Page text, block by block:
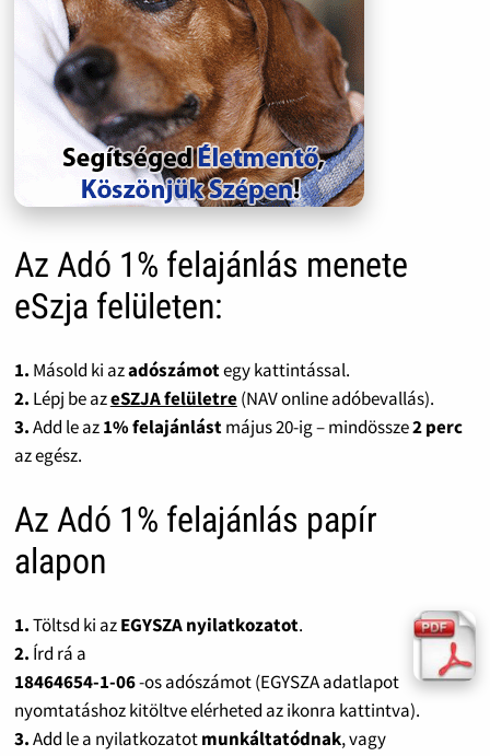
Az Adó 1% felajánlás menete
eSzja felületen:
1. Másold ki azadószámotegy kattintással.
2. Lépj be azeSZJA felületre(NAV online adóbevallás).
3.Add le az1% felajánlástmájus 20-ig – mindössze2 perc
az egész.
Az Adó 1% felajánlás papír
alapon
1.Töltsd ki azEGYSZA nyilatkozatot.
2. Írd rá a
18464654-1-06-os adószámot (EGYSZA adatlapot
nyomtatáshoz kitöltve elérheted az ikonra kattintva).
3.Add le a nyilatkozatotmunkáltatódnak, vagy